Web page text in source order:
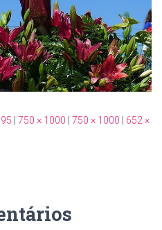
750 × 1000 750 × 1000
652 ×